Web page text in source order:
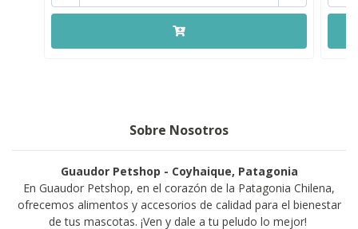
Sobre Nosotros
Guaudor Petshop - Coyhaique, Patagonia
En Guaudor Petshop, en el corazón de la Patagonia Chilena,
ofrecemos alimentos y accesorios de calidad para el bienestar
de tus mascotas. ¡Ven y dale a tu peludo lo mejor!